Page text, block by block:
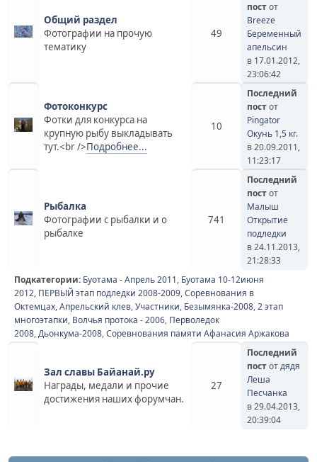
Общий раздел
Фотографии на прочую
тематику
49
постот
Breeze
Беременный
апельсин
в 17.01.2012,
23:06:42
Фотоконкурс
Фотки для конкурса на
крупную рыбу выкладывать
тут.<br />Подробнее...
10
Последний
постот
Pingator
Окунь 1,5 кг.
в 20.09.2011,
11:23:17
Рыбалка
Фотографии с рыбалки и о
рыбалке
741
Последний
постот
Малыш
Открытие
подледки
в 24.11.2013,
21:28:33
Подкатегории: Буотама - Апрель 2011, Буотама 10-12июня
2012, ПЕРВЫЙ этап подледки 2008-2009,Соревнования в
Октемцах,Апрельский клев,Участники, Безымянка-2008,2 этап
многоэтапки, Волчья протока - 2006, Перволедок
2008,Дьонкума-2008,Соревнования памяти Афанасия Аржакова
Зал славы Байанай.ру
Награды, медали и прочие
достижения наших форумчан.
27
Последний
постотдядя
Леша
Песчанка
в 29.04.2013,
20:39:04